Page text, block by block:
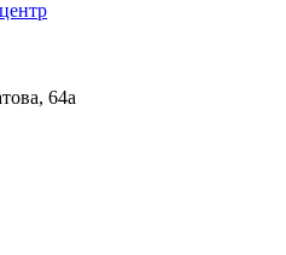
64а